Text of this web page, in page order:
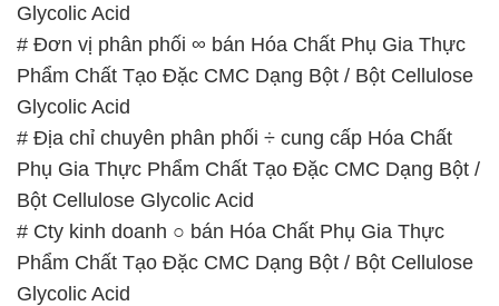
Glycolic Acid
# Đơn vị phân phối ∞ bán Hóa Chất Phụ Gia Thực
Phẩm Chất Tạo Đặc CMC Dạng Bột / Bột Cellulose
Glycolic Acid
# Địa chỉ chuyên phân phối ÷ cung cấp Hóa Chất
Phụ Gia Thực Phẩm Chất Tạo Đặc CMC Dạng Bột /
Bột Cellulose Glycolic Acid
# Cty kinh doanh ○ bán Hóa Chất Phụ Gia Thực
Phẩm Chất Tạo Đặc CMC Dạng Bột / Bột Cellulose
Glycolic Acid